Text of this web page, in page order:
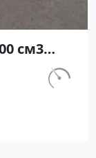
см3
в
Хетчбэк
км.